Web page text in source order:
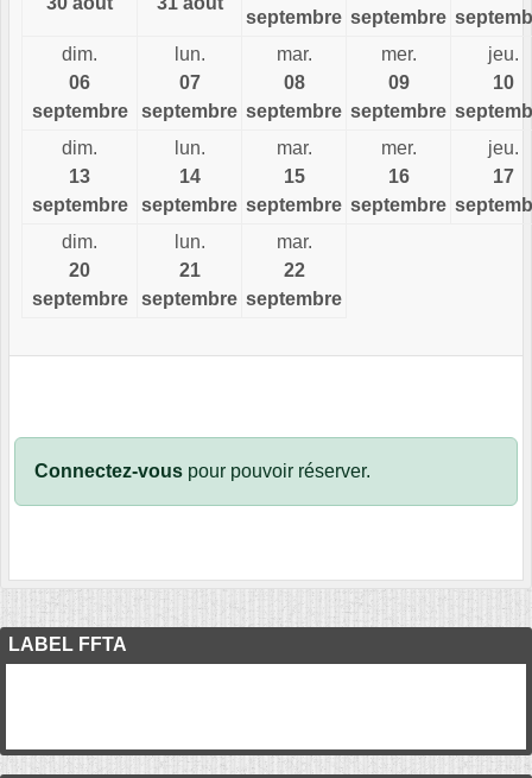
septembre septembre
dim.
06
septembre
lun.
07
septembre
mar.
08
septembre
mer.
09
septembre
jeu.
10
dim.
13
septembre
lun.
14
septembre
mar.
15
septembre
mer.
16
septembre
jeu.
17
dim.
20
septembre
lun.
21
septembre
mar.
22
septembre
Connectez-vous pour pouvoir réserver.
LABEL FFTA